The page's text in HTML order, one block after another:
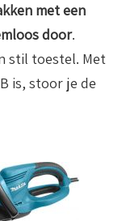
met een
door.
stil toestel. Met
is, stoor je de